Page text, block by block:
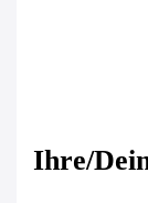
Ihre/